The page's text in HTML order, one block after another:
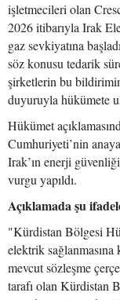
işletmecileri olan
2026 itibarıyla Irak
gaz sevkiyatına
söz konusu tedarik
şirketlerin bu
duyuruyla hükümete
Hükümet
Cumhuriyeti’nin
Irak’ın enerji
vurgu yapıldı.
Açıklamada şu
"Kürdistan Bölgesi
elektrik
mevcut sözleşme
tarafı olan Kürdistan